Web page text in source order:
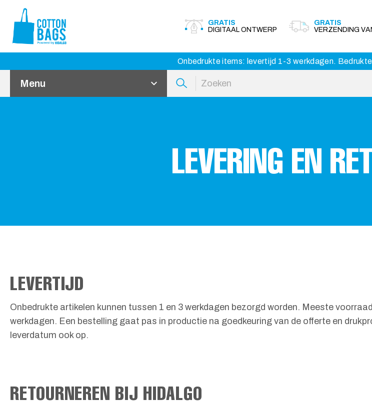
GRATIS
DIGITAAL ONTWERP
GRATIS
VERZENDING
Onbedrukte items: levertijd 1-3 werkdagen.
Menu
LEVERING EN
LEVERTIJD
Onbedrukte artikelen kunnen tussen 1 en 3 werkdagen bezorgd worden. Meeste
werkdagen. Een bestelling gaat pas in productie na goedkeuring van de offerte en
leverdatum ook op.
RETOURNEREN BIJ HIDALGO